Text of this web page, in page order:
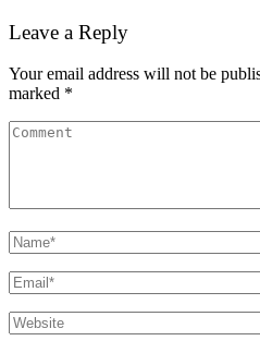
Leave a Reply
Your email address will not be
marked *